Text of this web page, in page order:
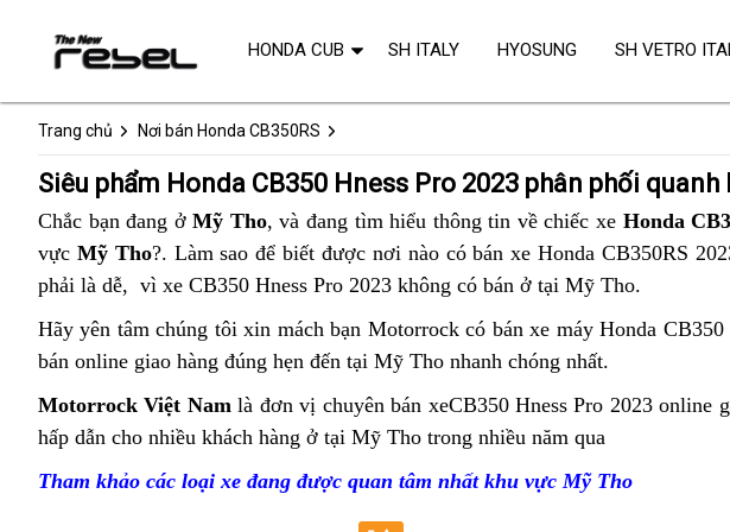
Trang chủ Nơi bán Honda CB350RS
Siêu phẩm Honda CB350 Hness Pro 2023 phân phối quanh
Chắc bạn đang ởMỹ Tho, xe
moto
siêu
bền
và đang tìm hiểu thông tin ăn
trộm
về chiếc xe Honda
vực Mỹ Tho?. Làm sao để biết được mẫu
Honda
CB350
Hness
Mỹ
Tho
màu
nơi nàocruiser
có bán xe Honda CB350RS
phải là dễ, bán
góp
vì xe CB350 Hness Pro 2023 không có bán ở tại Mỹ Thooff-
road
.
Hãy yên tâmgiúp
đăng
ký
biển
nhanh
chúng tôi xin mách bạn Mỹ
Tho
phân
phối
phẩm
Honda
Motorrock có bán xe máy Honda
bán online Mỹ
Tho
phân
siêu
giao hàng đúng hẹn đến tại Mỹ Tho hàng
thùng
nhanh chóng nhất.
Motorrock Việt Nambao
nhiêu
mã
là đơn vị chuyên bán xeCB350 Hness Pro 2023online
hấp dẫn an
toàn
cho nhiều khách hàng ở tại Mỹ Tho trong nhiều năm qua
Honda
Tham khảo các loại xe đang được quan tâm nhất khu vực Mỹ Tho
HONDA CUB SH ITALY HYOSUNG SH VETRO